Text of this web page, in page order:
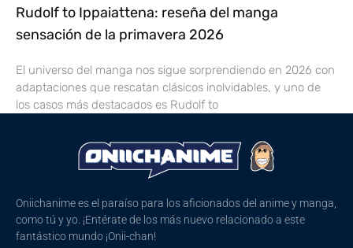
Rudolf to Ippaiattena: reseña del manga
sensación de la primavera 2026
El universo del manga nos sigue sorprendiendo en 2026 con
adaptaciones que rescatan clásicos inolvidables, y uno de
los casos más destacados es Rudolf to
Oniichanime es el paraíso para los aficionados del anime y manga,
como tú y yo. ¡Entérate de los más nuevo relacionado a este
fantástico mundo ¡Onii-chan!